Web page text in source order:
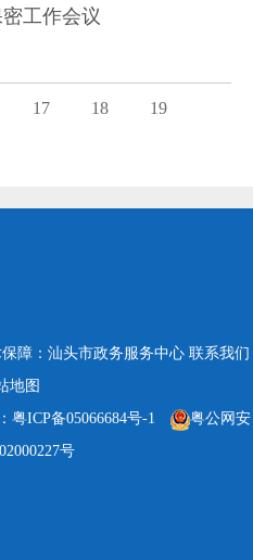
工作会议
17 18 19
障：汕头市政务服务中心 联系我们
地图
粤ICP备05066684号-1
粤公网安
号